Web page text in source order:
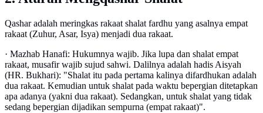
Qashar adalah meringkas rakaat shalat fardhu yang asalnya empat
rakaat (Zuhur, Asar, Isya) menjadi dua rakaat.
· Mazhab Hanafi: Hukumnya wajib. Jika lupa dan shalat empat
rakaat, musafir wajib sujud sahwi. Dalilnya adalah hadis Aisyah
(HR. Bukhari): "Shalat itu pada pertama kalinya difardhukan adalah
dua rakaat. Kemudian untuk shalat pada waktu bepergian ditetapkan
apa adanya (yakni dua rakaat). Sedangkan, untuk shalat yang tidak
sedang bepergian dijadikan sempurna (empat rakaat)".